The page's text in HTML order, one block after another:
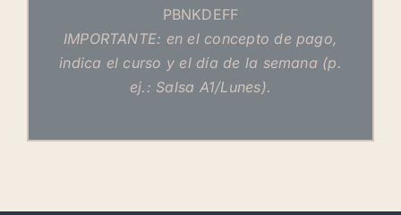
PBNKDEFF
IMPORTANTE: en el concepto de pago,
indica el curso y el día de la semana (p.
ej.: Salsa A1/Lunes).